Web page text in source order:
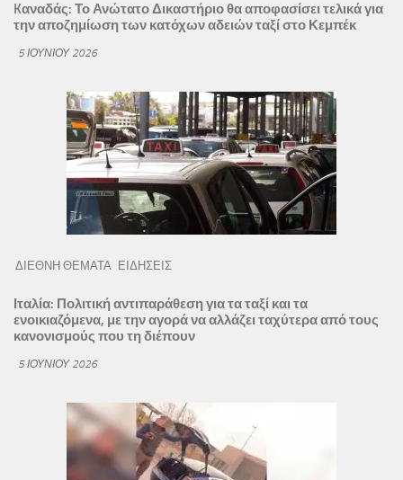
Kαναδάς: Το Ανώτατο Δικαστήριο θα αποφασίσει τελικά για
την αποζημίωση των κατόχων αδειών ταξί στο Κεμπέκ
5 ΙΟΥΝΊΟΥ 2026
ΔΙΕΘΝΗ ΘΕΜΑΤΑ ΕΙΔΗΣΕΙΣ
Ιταλία: Πολιτική αντιπαράθεση για τα ταξί και τα
ενοικιαζόμενα, με την αγορά να αλλάζει ταχύτερα από τους
κανονισμούς που τη διέπουν
5 ΙΟΥΝΊΟΥ 2026